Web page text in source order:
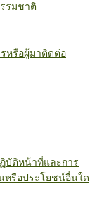
รมชาติ
หรือผู้มาติดต่อ
ฏิบัติหน้าที่และการ
หรือประโยชน์อื่นใด